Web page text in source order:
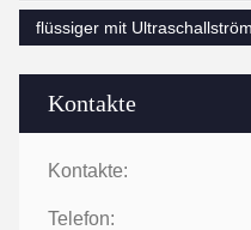
Kontakte
Kontakte:
Telefon:
flüssiger mit